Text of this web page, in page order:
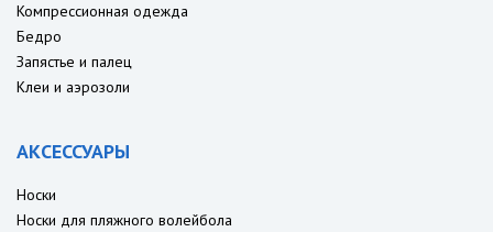
Компрессионная одежда
Бедро
Запястье и палец
Клеи и аэрозоли
АКСЕССУАРЫ
Носки
Носки для пляжного волейбола